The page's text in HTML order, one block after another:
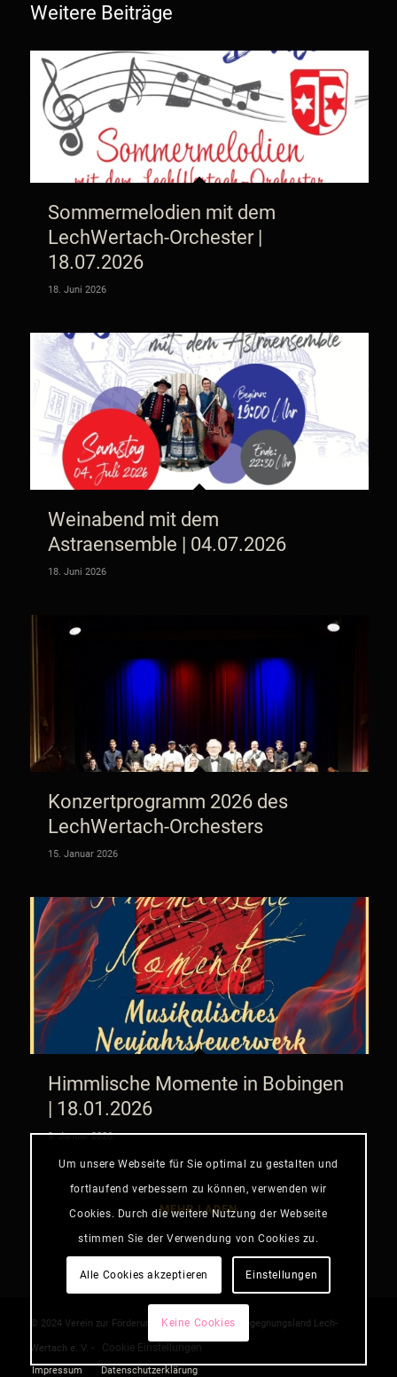
Weitere Beiträge
Sommermelodien mit dem
LechWertach-Orchester |
18.07.2026
18. Juni 2026
Weinabend mit dem
Astraensemble | 04.07.2026
18. Juni 2026
Konzertprogramm 2026 des
LechWertach-Orchesters
15. Januar 2026
Himmlische Momente in Bobingen
| 18.01.2026
9. Januar 2026
MEHR LADEN
© 2024 Verein zur Förderung junger Talente im Begegnungsland Lech-
Wertach e. V. - Cookie Einstellungen
Impressum Datenschutzerklärung
Um unsere Webseite für Sie optimal zu gestalten und
fortlaufend verbessern zu können, verwenden wir
Cookies. Durch die weitere Nutzung der Webseite
stimmen Sie der Verwendung von Cookies zu.
Alle Cookies akzeptieren Einstellungen
Keine Cookies